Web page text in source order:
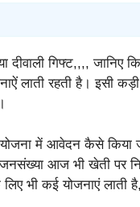
दीवाली गिफ्ट,,,,
लाती रहती है। इसी
में आवेदन कैसे किया
आज भी खेती पर
भी कई योजनाएं लाती